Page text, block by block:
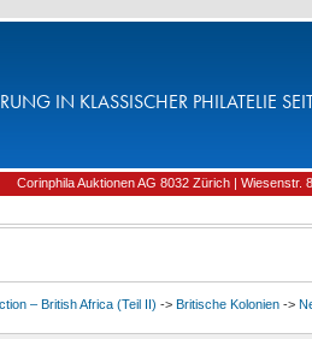
IN KLASSISCHER PHILATELIE
Corinphila Auktionen AG 8032 Zürich | Wiesenstr.
– British Africa (Teil II) -> Britische Kolonien ->